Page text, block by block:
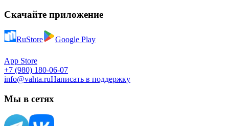
Скачайте приложение
RuStore Google Play
App Store
+7 (980) 180-06-07
info@vahta.ruНаписать в поддержку
Мы в сетях